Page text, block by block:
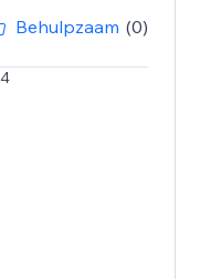
Behulpzaam (0)